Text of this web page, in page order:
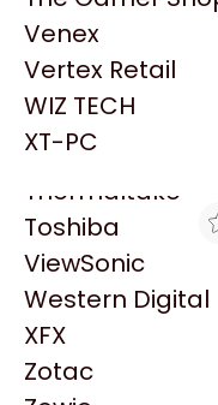
Sandisk
Sapphire
Seagate
Sentey
Solarmax
Thermaltake
Toshiba
ViewSonic
Western Digital
XFX
Zotac
Venex
Vertex Retail
WIZ TECH
XT-PC
MAX TECNO
LECTOR HONEYWELL
PDF417 C/BASE
$185.027